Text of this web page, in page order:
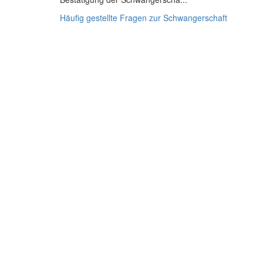
Häufig gestellte Fragen zur Schwangerschaft